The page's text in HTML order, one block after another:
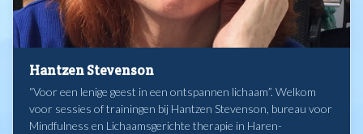
Hantzen Stevenson
“Voor een lenige geest in een ontspannen lichaam”. Welkom
voor sessies of trainingen bij Hantzen Stevenson, bureau voor
Mindfulness en Lichaamsgerichte therapie in Haren-